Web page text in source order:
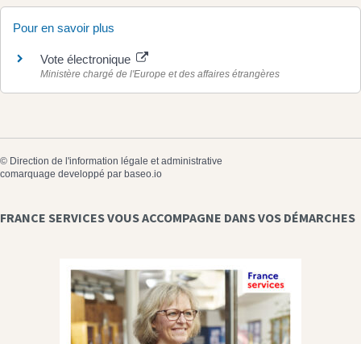
Pour en savoir plus
Vote électronique
Ministère chargé de l'Europe et des affaires étrangères
© Direction de l'information légale et administrative
comarquage developpé par baseo.io
FRANCE SERVICES VOUS ACCOMPAGNE DANS VOS DÉMARCHES